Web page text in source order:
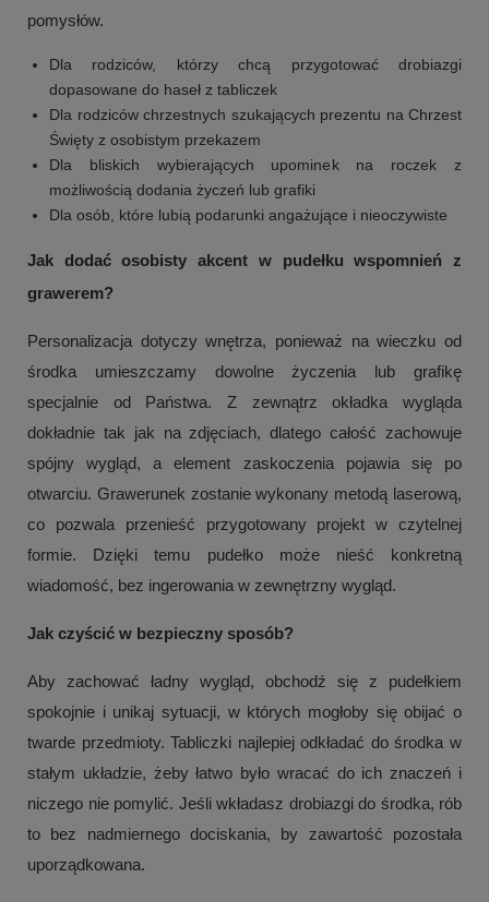
pomysłów.
Dla rodziców, którzy chcą przygotować drobiazgi
dopasowane do haseł z tabliczek
Dla rodziców chrzestnych szukających prezentu na Chrzest
Święty z osobistym przekazem
Dla bliskich wybierających upominek na roczek z
możliwością dodania życzeń lub grafiki
Dla osób, które lubią podarunki angażujące i nieoczywiste
Jak dodać osobisty akcent w pudełku wspomnień z
grawerem?
Personalizacja dotyczy wnętrza, ponieważ na wieczku od
środka umieszczamy dowolne życzenia lub grafikę
specjalnie od Państwa. Z zewnątrz okładka wygląda
dokładnie tak jak na zdjęciach, dlatego całość zachowuje
spójny wygląd, a element zaskoczenia pojawia się po
otwarciu. Grawerunek zostanie wykonany metodą laserową,
co pozwala przenieść przygotowany projekt w czytelnej
formie. Dzięki temu pudełko może nieść konkretną
wiadomość, bez ingerowania w zewnętrzny wygląd.
Jak czyścić w bezpieczny sposób?
Aby zachować ładny wygląd, obchodź się z pudełkiem
spokojnie i unikaj sytuacji, w których mogłoby się obijać o
twarde przedmioty. Tabliczki najlepiej odkładać do środka w
stałym układzie, żeby łatwo było wracać do ich znaczeń i
niczego nie pomylić. Jeśli wkładasz drobiazgi do środka, rób
to bez nadmiernego dociskania, by zawartość pozostała
uporządkowana.